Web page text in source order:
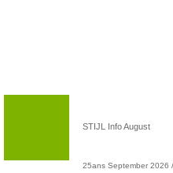
STIJL Info August
25ans September 2026